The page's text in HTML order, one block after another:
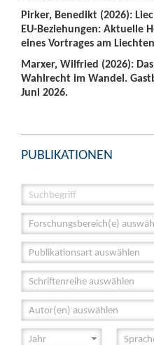
Pirker, Benedikt (2026):
EU-Beziehungen: Aktuelle
eines Vortrages am
Marxer, Wilfried (2026):
Wahlrecht im Wandel.
Juni 2026.
PUBLIKATIONEN
Forschungsbereich(e)
Publikationsart auswählen
Schriftenreihe auswählen
Autor(en) auswählen